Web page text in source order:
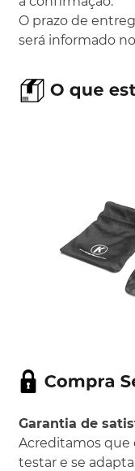
O prazo de
será informado
Garantia de
Acreditamos que
testar e se